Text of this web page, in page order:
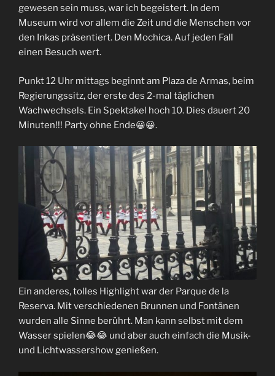
gewesen sein muss, war ich begeistert. In dem
Museum wird vor allem die Zeit und die Menschen vor
den Inkas präsentiert. Den Mochica. Auf jeden Fall
einen Besuch wert.
Punkt 12 Uhr mittags beginnt am Plaza de Armas, beim
Regierungssitz, der erste des 2-mal täglichen
Wachwechsels. Ein Spektakel hoch 10. Dies dauert 20
Minuten!!! Party ohne Ende😀😀.
Ein anderes, tolles Highlight war der Parque de la
Reserva. Mit verschiedenen Brunnen und Fontänen
wurden alle Sinne berührt. Man kann selbst mit dem
Wasser spielen😂😂 und aber auch einfach die Musik-
und Lichtwassershow genießen.